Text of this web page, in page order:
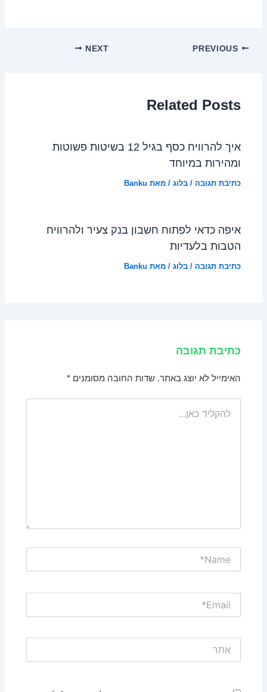
NEXT
Related Posts
איך להרוויח כסף בגיל 12 בשיטות פשוטות
ומהירות במיוחד
כתיבת תגובה /בלוג / מאת Banku
איפה כדאי לפתוח חשבון בנק צעיר ולהרוויח
הטבות בלעדיות
כתיבת תגובה /בלוג / מאת Banku
כתיבת תגובה
האימייל לא יוצג באתר. שדות החובה מסומנים*
כאן...